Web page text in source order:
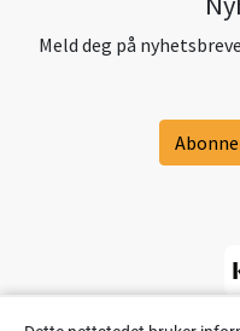
Meld deg på